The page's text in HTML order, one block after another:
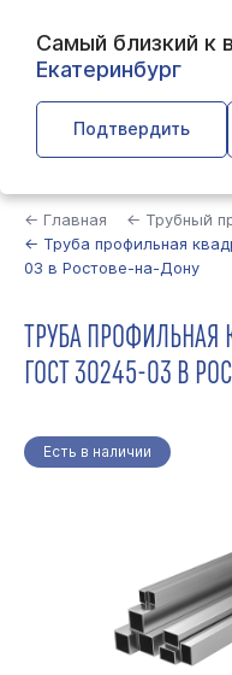
Самый близкий к
Екатеринбург
Подтвердить
← Главная ← Трубный
← Труба профильная
03 в Ростове-на-Дону
ТРУБА ПРОФИЛЬНАЯ
ГОСТ 30245-03 В
Есть в наличии